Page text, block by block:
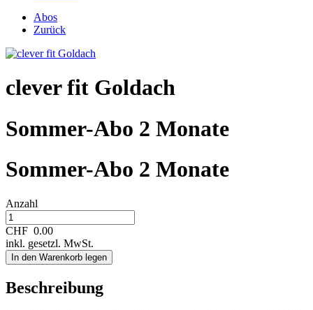
Abos
Zurück
clever fit Goldach
Sommer-Abo 2 Monate
Sommer-Abo 2 Monate
Anzahl
CHF 0.00
inkl. gesetzl. MwSt.
In den Warenkorb legen
Beschreibung